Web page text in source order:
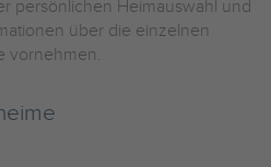
persönlichen Heimauswahl und
über die einzelnen
vornehmen.